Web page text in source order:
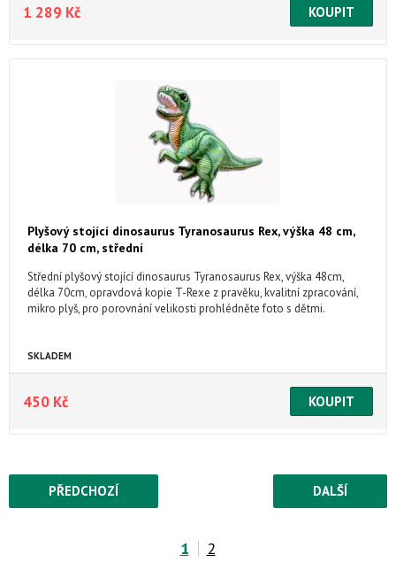
1 289 Kč
Plyšový stojící dinosaurus Tyranosaurus Rex, výška 48 cm,
délka 70 cm, střední
Střední plyšový stojící dinosaurus Tyranosaurus Rex, výška 48cm,
délka 70cm, opravdová kopie T-Rexe z pravěku, kvalitní zpracování,
mikro plyš, pro porovnání velikosti prohlédněte foto s dětmi.
SKLADEM
450 Kč
PŘEDCHOZÍ
1 2
DALŠÍ